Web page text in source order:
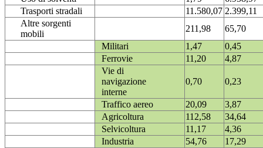
Trasporti stradali
11.580,07 2.399,11
Altre sorgenti
mobili
211,98
65,70
Militari
1,47
0,45
Ferrovie
11,20
4,87
Vie di
navigazione
interne
0,70 0,23
Traffico aereo 20,09
3,87
Agricoltura
112,58
34,64
Selvicoltura
11,17
4,36
Industria
54,76
17,29